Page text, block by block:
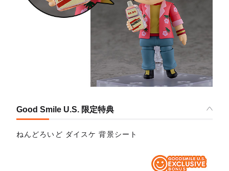
Good Smile U.S. 限定特典
ねんどろいど ダイスケ 背景シート